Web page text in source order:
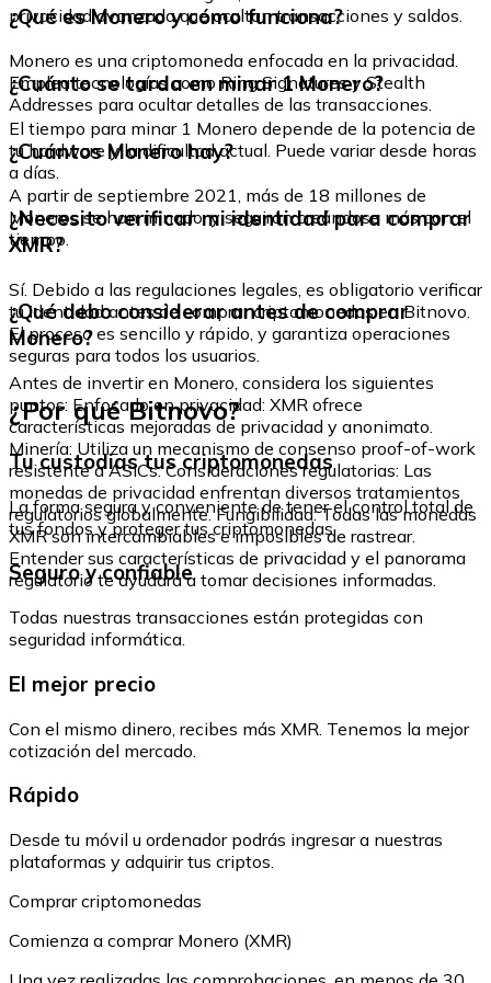
privacidad avanzada que ocultan transacciones y saldos.
¿Qué es Monero y cómo funciona?
Monero es una criptomoneda enfocada en la privacidad.
Emplea tecnologías como Ring Signatures y Stealth
Addresses para ocultar detalles de las transacciones.
¿Cuánto se tarda en minar 1 Monero?
El tiempo para minar 1 Monero depende de la potencia de
tu hardware y la dificultad actual. Puede variar desde horas
a días.
¿Cuántos Monero hay?
A partir de septiembre 2021, más de 18 millones de
Moneros se han minado, y seguirán creándose más con el
tiempo.
¿Necesito verificar mi identidad para comprar
XMR?
Sí. Debido a las regulaciones legales, es obligatorio verificar
tu identidad antes de comprar criptomonedas en Bitnovo.
El proceso es sencillo y rápido, y garantiza operaciones
seguras para todos los usuarios.
¿Qué debo considerar antes de comprar
Monero?
Antes de invertir en Monero, considera los siguientes
puntos: Enfocado en privacidad: XMR ofrece
características mejoradas de privacidad y anonimato.
Minería: Utiliza un mecanismo de consenso proof-of-work
resistente a ASICs. Consideraciones regulatorias: Las
monedas de privacidad enfrentan diversos tratamientos
regulatorios globalmente. Fungibilidad: Todas las monedas
XMR son intercambiables e imposibles de rastrear.
Entender sus características de privacidad y el panorama
regulatorio te ayudará a tomar decisiones informadas.
¿Por qué Bitnovo?
Tu custodias tus criptomonedas
La forma segura y conveniente de tener el control total de
tus fondos y proteger tus criptomonedas.
Seguro y confiable
Todas nuestras transacciones están protegidas con
seguridad informática.
El mejor precio
Con el mismo dinero, recibes más XMR. Tenemos la mejor
cotización del mercado.
Rápido
Desde tu móvil u ordenador podrás ingresar a nuestras
plataformas y adquirir tus criptos.
Comprar criptomonedas
Comienza a comprar Monero (XMR)